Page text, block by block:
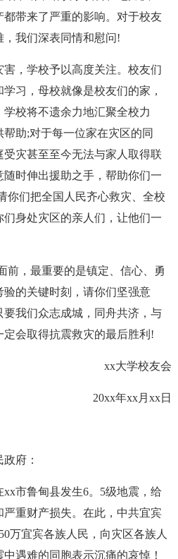
带来了严重的影响。对于校友
，我们深表同情和慰问!
，学校予以高度关注。校友们
习，母校就像是校友们的家，
校将不遗余力地汇聚全校力
助;对于每一位家在灾区的同
灾甚至至今无法与家人取得联
时伸出援助之手，帮助你们一
你们把全国人民齐心救灾、全校
身处灾区的亲人们，让他们一
前，最重要的是镇定、信心、勇
的关键时刻，请你们坚强意
我们众志成城，同舟共济，与
会取得抗震救灾的最后胜利!
xx大学校友会
20xx年xx月xx日
府：
xx市鲁甸县发生6。5级地震，给
重财产损失。在此，中共宜宾
万宜宾各族人民，向灾区各族人
遇难的同胞表示沉痛的哀悼！